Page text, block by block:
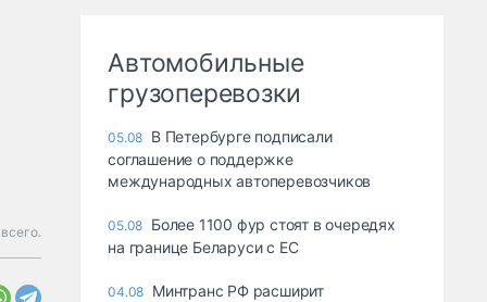
Автомобильные
грузоперевозки
05.08 В Петербурге подписали
соглашение о поддержке
международных автоперевозчиков
05.08 Более 1100 фур стоят в очередях
на границе Беларуси с ЕС
04.08 Минтранс РФ расширит